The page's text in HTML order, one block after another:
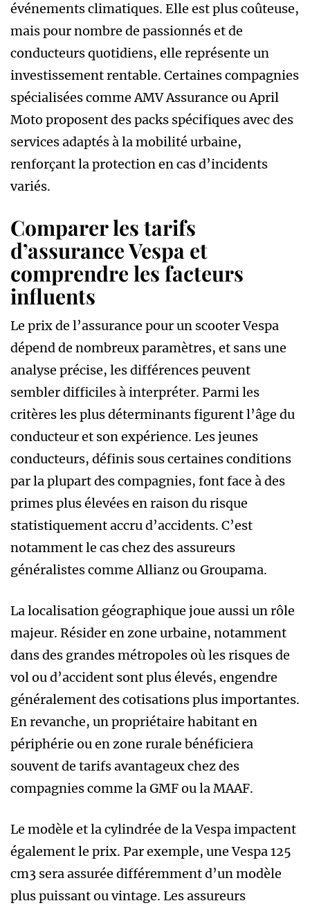
événements climatiques. Elle est plus coûteuse,
mais pour nombre de passionnés et de
conducteurs quotidiens, elle représente un
investissement rentable. Certaines compagnies
spécialisées comme AMV Assurance ou April
Moto proposent des packs spécifiques avec des
services adaptés à la mobilité urbaine,
renforçant la protection en cas d’incidents
variés.
Comparer les tarifs
d’assurance Vespa et
comprendre les facteurs
influents
Le prix de l’assurance pour un scooter Vespa
dépend de nombreux paramètres, et sans une
analyse précise, les différences peuvent
sembler difficiles à interpréter. Parmi les
critères les plus déterminants figurent l’âge du
conducteur et son expérience. Les jeunes
conducteurs, définis sous certaines conditions
par la plupart des compagnies, font face à des
primes plus élevées en raison du risque
statistiquement accru d’accidents. C’est
notamment le cas chez des assureurs
généralistes comme Allianz ou Groupama.
La localisation géographique joue aussi un rôle
majeur. Résider en zone urbaine, notamment
dans des grandes métropoles où les risques de
vol ou d’accident sont plus élevés, engendre
généralement des cotisations plus importantes.
En revanche, un propriétaire habitant en
périphérie ou en zone rurale bénéficiera
souvent de tarifs avantageux chez des
compagnies comme la GMF ou la MAAF.
Le modèle et la cylindrée de la Vespa impactent
également le prix. Par exemple, une Vespa 125
cm3 sera assurée différemment d’un modèle
plus puissant ou vintage. Les assureurs